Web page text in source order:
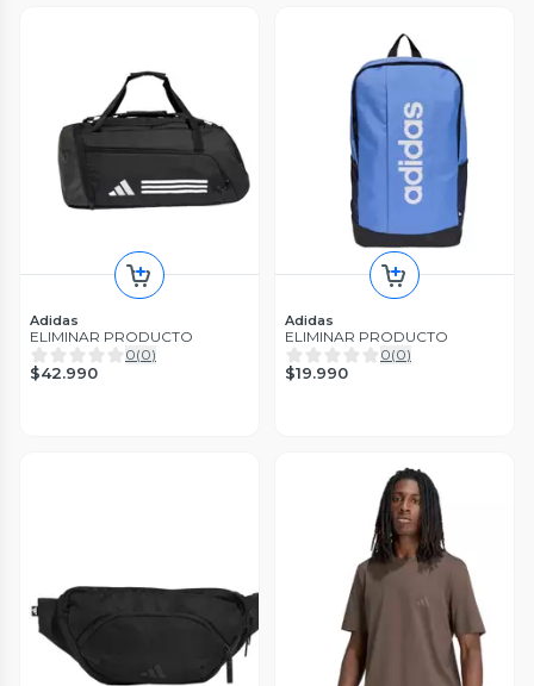
Adidas
ELIMINAR PRODUCTO
0(0)
$42.990
Adidas
ELIMINAR PRODUCTO
0(0)
$19.990